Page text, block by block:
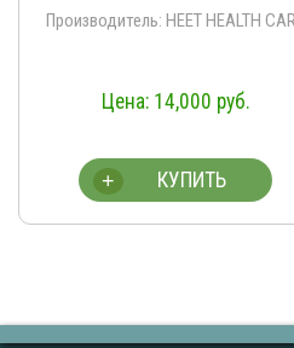
CARE Производитель:
+